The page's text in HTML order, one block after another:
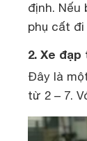
định. Nếu
phụ cất
2. Xe đạp
Đây là
từ 2 – 7.